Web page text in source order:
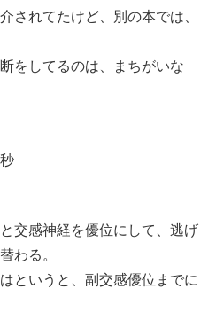
されてたけど、別の本では、
をしてるのは、まちがいな
交感神経を優位にして、逃げ
わる。
というと、副交感優位までに